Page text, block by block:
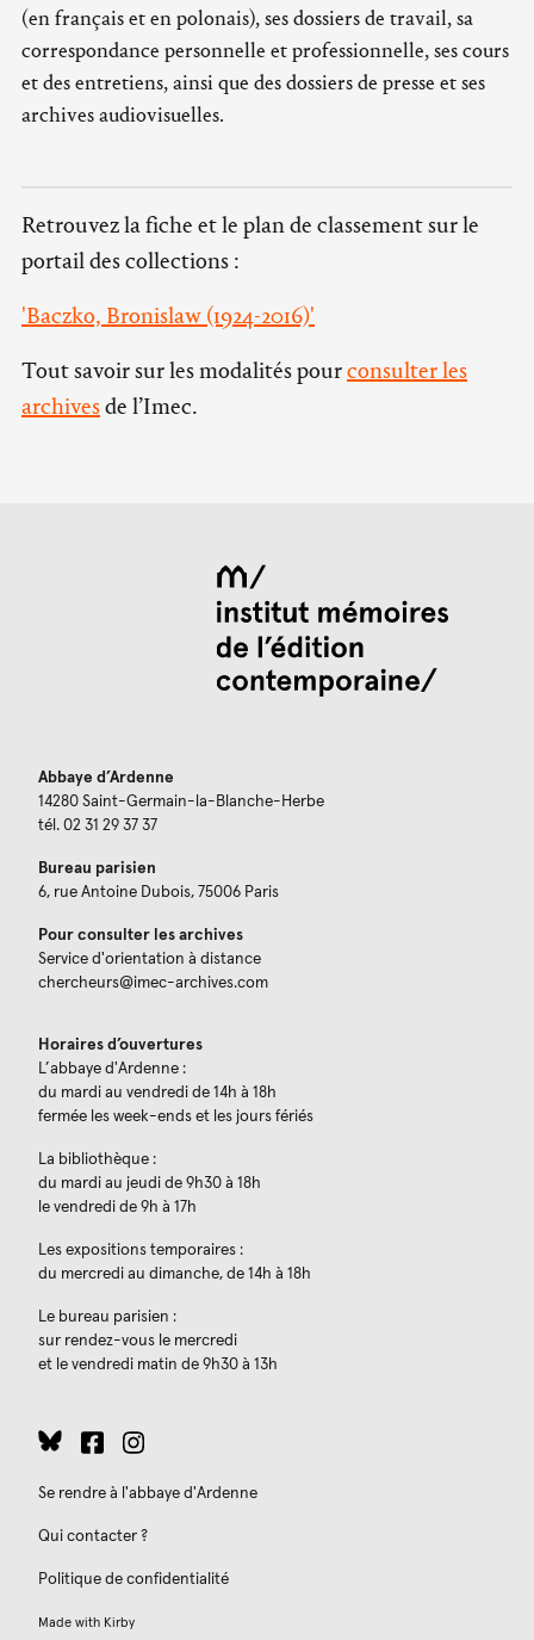
(en français et en polonais), ses dossiers de travail, sa
correspondance personnelle et professionnelle, ses cours
et des entretiens, ainsi que des dossiers de presse et ses
archives audiovisuelles.
Retrouvez la fiche et le plan de classement sur le
portail des collections :
'Baczko, Bronislaw (1924-2016)'
Tout savoir sur les modalités pourconsulter les
archivesde l’Imec.
Abbaye d’Ardenne
14280 Saint-Germain-la-Blanche-Herbe
tél. 02 31 29 37 37
Bureau parisien
6, rue Antoine Dubois, 75006 Paris
Pour consulter les archives
Service d'orientation à distance
chercheurs@imec-archives.com
Horaires d’ouvertures
L’abbaye d'Ardenne :
du mardi au vendredi de 14h à 18h
fermée les week-ends et les jours fériés
La bibliothèque :
du mardi au jeudi de 9h30 à 18h
le vendredi de 9h à 17h
Les expositions temporaires :
du mercredi au dimanche, de 14h à 18h
Le bureau parisien :
sur rendez-vous le mercredi
et le vendredi matin de 9h30 à 13h
Se rendre à l'abbaye d'Ardenne
Qui contacter ?
Politique de confidentialité
Made with Kirby